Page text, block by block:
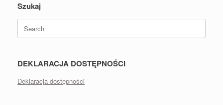
Szukaj
Search
for:
DEKLARACJA DOSTĘPNOŚCI
Deklaracja dostępności